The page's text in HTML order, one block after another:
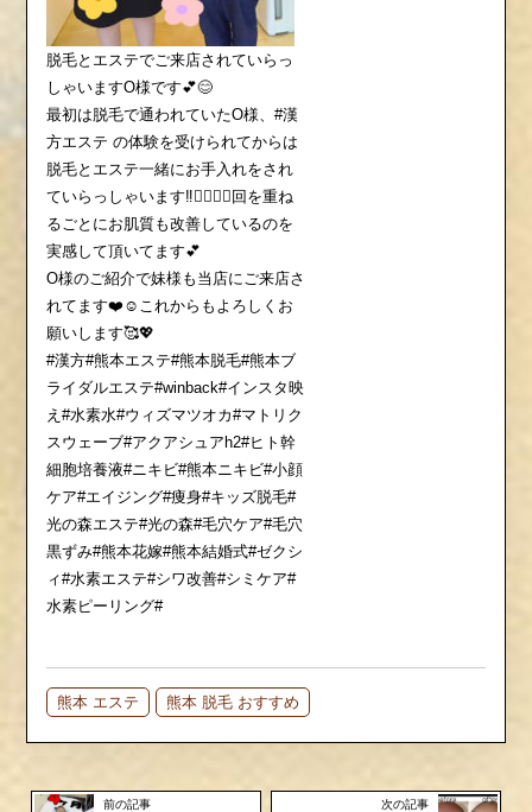
脱毛とエステでご来店されていらっ
しゃいますO様です💕😊
最初は脱毛で通われていたO様、#漢
方エステ の体験を受けられてからは
脱毛とエステ一緒にお手入れをされ
ていらっしゃいます‼️💆🏻‍♀️✨回を重ね
るごとにお肌質も改善しているのを
実感して頂いてます💕
O様のご紹介で妹様も当店にご来店さ
れてます❤️☺️これからもよろしくお
願いします🥰💖
#漢方#熊本エステ#熊本脱毛#熊本ブ
ライダルエステ#winback#インスタ映
え#水素水#ウィズマツオカ#マトリク
スウェーブ#アクアシュアh2#ヒト幹
細胞培養液#ニキビ#熊本ニキビ#小顔
ケア#エイジング#痩身#キッズ脱毛#
光の森エステ#光の森#毛穴ケア#毛穴
黒ずみ#熊本花嫁#熊本結婚式#ゼクシ
ィ#水素エステ#シワ改善#シミケア#
水素ピーリング#
熊本 エステ 熊本 脱毛 おすすめ
前の記事
次の記事